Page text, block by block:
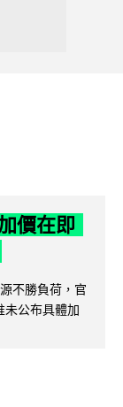
價在即
不勝負荷，官
未公布具體加